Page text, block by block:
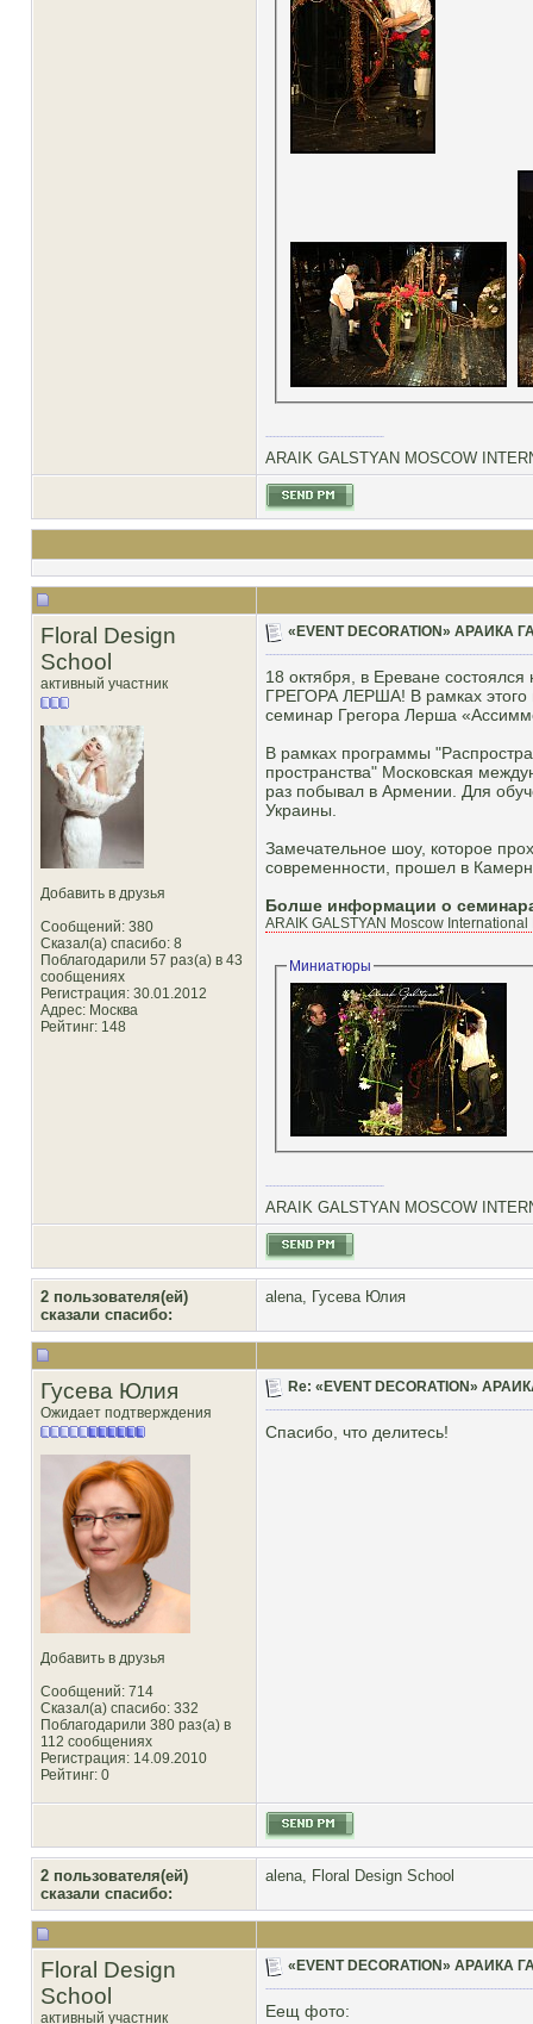
ARAIK GALSTYAN MOSCOW
Floral Design
School
активный участник
Добавить в друзья
Сообщений: 380
Сказал(а) спасибо: 8
Поблагодарили 57 раз(а) в 43
сообщениях
Регистрация: 30.01.2012
Адрес: Москва
Рейтинг: 148
«EVENT DECORATION»
18 октября, в Ереване
ГРЕГОРА ЛЕРША! В рамках этого
семинар Грегора Лерша
В рамках программы
пространства" Московская
раз побывал в Армении. Для
Украины.
Замечательное шоу, которое
современности, прошел в
Болше информации о
ARAIK GALSTYAN Moscow
Миниатюры
ARAIK GALSTYAN MOSCOW
2 пользователя(ей)
сказали cпасибо:
alena, Гусева Юлия
Гусева Юлия
Ожидает подтверждения
Добавить в друзья
Сообщений: 714
Сказал(а) спасибо: 332
Поблагодарили 380 раз(а) в
112 сообщениях
Регистрация: 14.09.2010
Рейтинг: 0
Re: «EVENT DECORATION»
Спасибо, что делитесь!
2 пользователя(ей)
сказали cпасибо:
alena, Floral Design School
Floral Design
School
активный участник
«EVENT DECORATION»
Еещ фото: